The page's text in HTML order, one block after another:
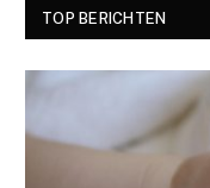
TOP BERICHTEN